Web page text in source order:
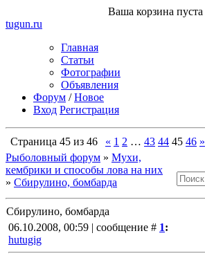
Ваша корзина пуста
tugun.ru
Главная
Статьи
Фотографии
Объявления
Форум /Новое
Вход Регистрация
Страница 45 из 46 « 1 2 … 43 44 45 46 »
Рыболовный форум » Мухи,
кембрики и способы лова на них
» Сбирулино, бомбарда
Сбирулино, бомбарда
06.10.2008, 00:59 | сообщение # 1:
hutugig